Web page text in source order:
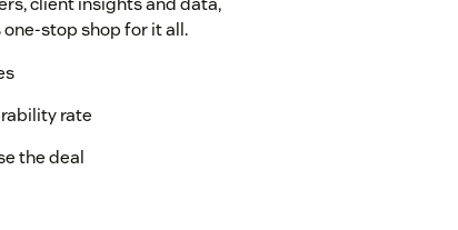
stop shop for it all.
rate
the deal